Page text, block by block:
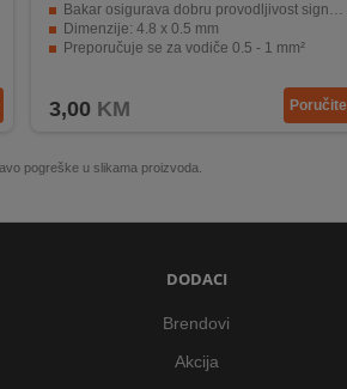
Bakar osigurava dobru provodljivost signala
Dimenzije: 4.8 x 0.5 mm
Preporučuje se za vodiče 0.5 - 1 mm²
3,00 KM Poručite
pogreške u slikama proizvoda.
DODACI
Brendovi
Akcija